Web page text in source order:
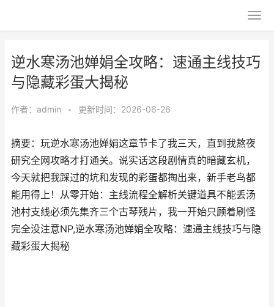
逆水寒汤池婵娟全攻略：速通主线技巧
与隐藏彩蛋大揭秘
作者： admin • 更新时间：2026-06-26
摘要：玩逆水寒汤池婵娟这章节卡了我三天，直到我熬夜
研究全网攻略才打通关。说实话这段剧情真的暗藏玄机，
今天就把我踩过的坑和发现的彩蛋都掏出来，新手老鸟都
能用得上！从零开始：主线流程全解析关键道具不能丢汤
池村支线必须先集齐三个古琴残片，我一开始只顾着刷怪
完全没注意NP,逆水寒汤池婵娟全攻略：速通主线技巧与隐
藏彩蛋大揭秘